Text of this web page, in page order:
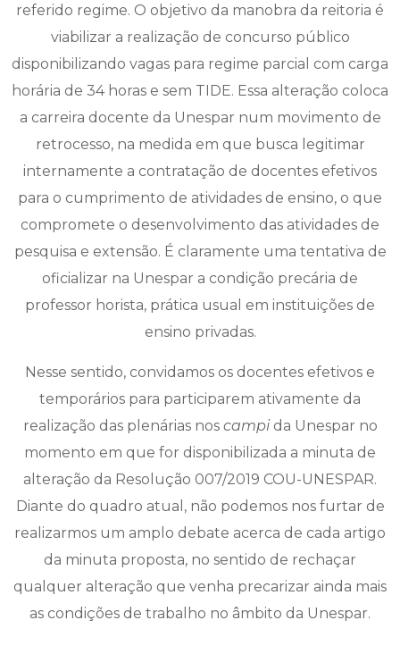
referido regime. O objetivo da manobra da reitoria é
viabilizar a realização de concurso público
disponibilizando vagas para regime parcial com carga
horária de 34 horas e sem TIDE. Essa alteração coloca
a carreira docente da Unespar num movimento de
retrocesso, na medida em que busca legitimar
internamente a contratação de docentes efetivos
para o cumprimento de atividades de ensino, o que
compromete o desenvolvimento das atividades de
pesquisa e extensão. É claramente uma tentativa de
oficializar na Unespar a condição precária de
professor horista, prática usual em instituições de
ensino privadas.
Nesse sentido, convidamos os docentes efetivos e
temporários para participarem ativamente da
realização das plenárias nos campi da Unespar no
momento em que for disponibilizada a minuta de
alteração da Resolução 007/2019 COU-UNESPAR.
Diante do quadro atual, não podemos nos furtar de
realizarmos um amplo debate acerca de cada artigo
da minuta proposta, no sentido de rechaçar
qualquer alteração que venha precarizar ainda mais
as condições de trabalho no âmbito da Unespar.